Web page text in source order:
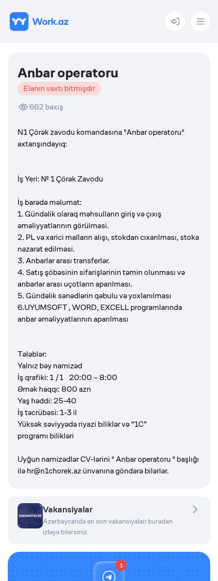
Menu
Anbar operatoru
Elanın vaxtı bitmişdir
662 baxış
N1 Çörək zavodu komandasına "Anbar operatoru"
axtarışındayıq:
İş Yeri: № 1 Çörək Zavodu
İş barədə məlumat:
1. Gündəlik olaraq məhsulların giriş və çıxış
əməliyyatlarının görülməsi.
2. PL və xarici malların alışı, stokdan cıxarılması, stoka
nəzarət edilməsi.
3. Anbarlar arası transferlər.
4. Satış şöbəsinin sifarişlərinin təmin olunması və
anbarlar arası uçotların aparılması.
5. Gündəlik sənədlərin qəbulu və yoxlanılması
6.UYUMSOFT , WORD, EXCELL programlarında
anbar əməliyyatlarının aparılması
Tələblər:
Yalnız bəy namizəd
İş qrafiki: 1 /1 20:00 – 8:00
Əmək haqqı: 800 azn
Yaş həddi: 25-40
İş təcrübəsi: 1-3 il
Yüksək səviyyədə riyazi biliklər və “1C”
programı bilikləri
Uyğun namizədlər CV-lərini " Anbar operatoru " başlığı
iləhr@n1chorek.azünvanına göndərə bilərlər.
Vakansiyalar
Azərbaycanda ən son vakansiyaları buradan
izləyə bilərsiniz.
1